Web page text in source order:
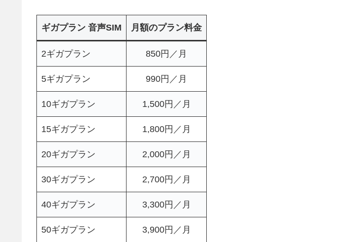
ギガプラン 音声SIM 月額のプラン料金
2ギガプラン 850円／月
5ギガプラン 990円／月
10ギガプラン 1,500円／月
15ギガプラン 1,800円／月
20ギガプラン 2,000円／月
30ギガプラン 2,700円／月
40ギガプラン 3,300円／月
50ギガプラン 3,900円／月